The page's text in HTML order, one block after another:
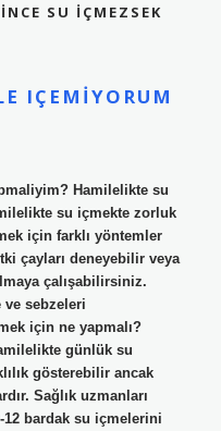
SU IÇMEZSEK
IÇEMIYORUM
Hamilelikte su
su içmekte zorluk
için farklı yöntemler
çayları deneyebilir veya
çalışabilirsiniz.
sebzeleri
için ne yapmalı?
günlük su
gösterebilir ancak
Sağlık uzmanları
12 bardak su içmelerini